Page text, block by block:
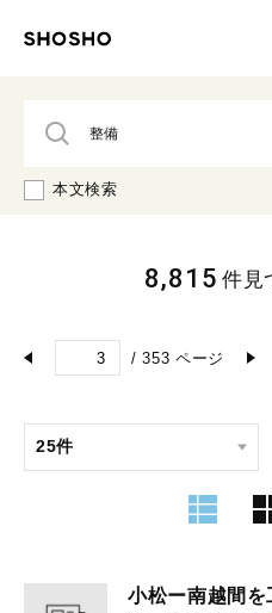
本文検索
/ 353 ページ
8,815 件見
小松ー南越間